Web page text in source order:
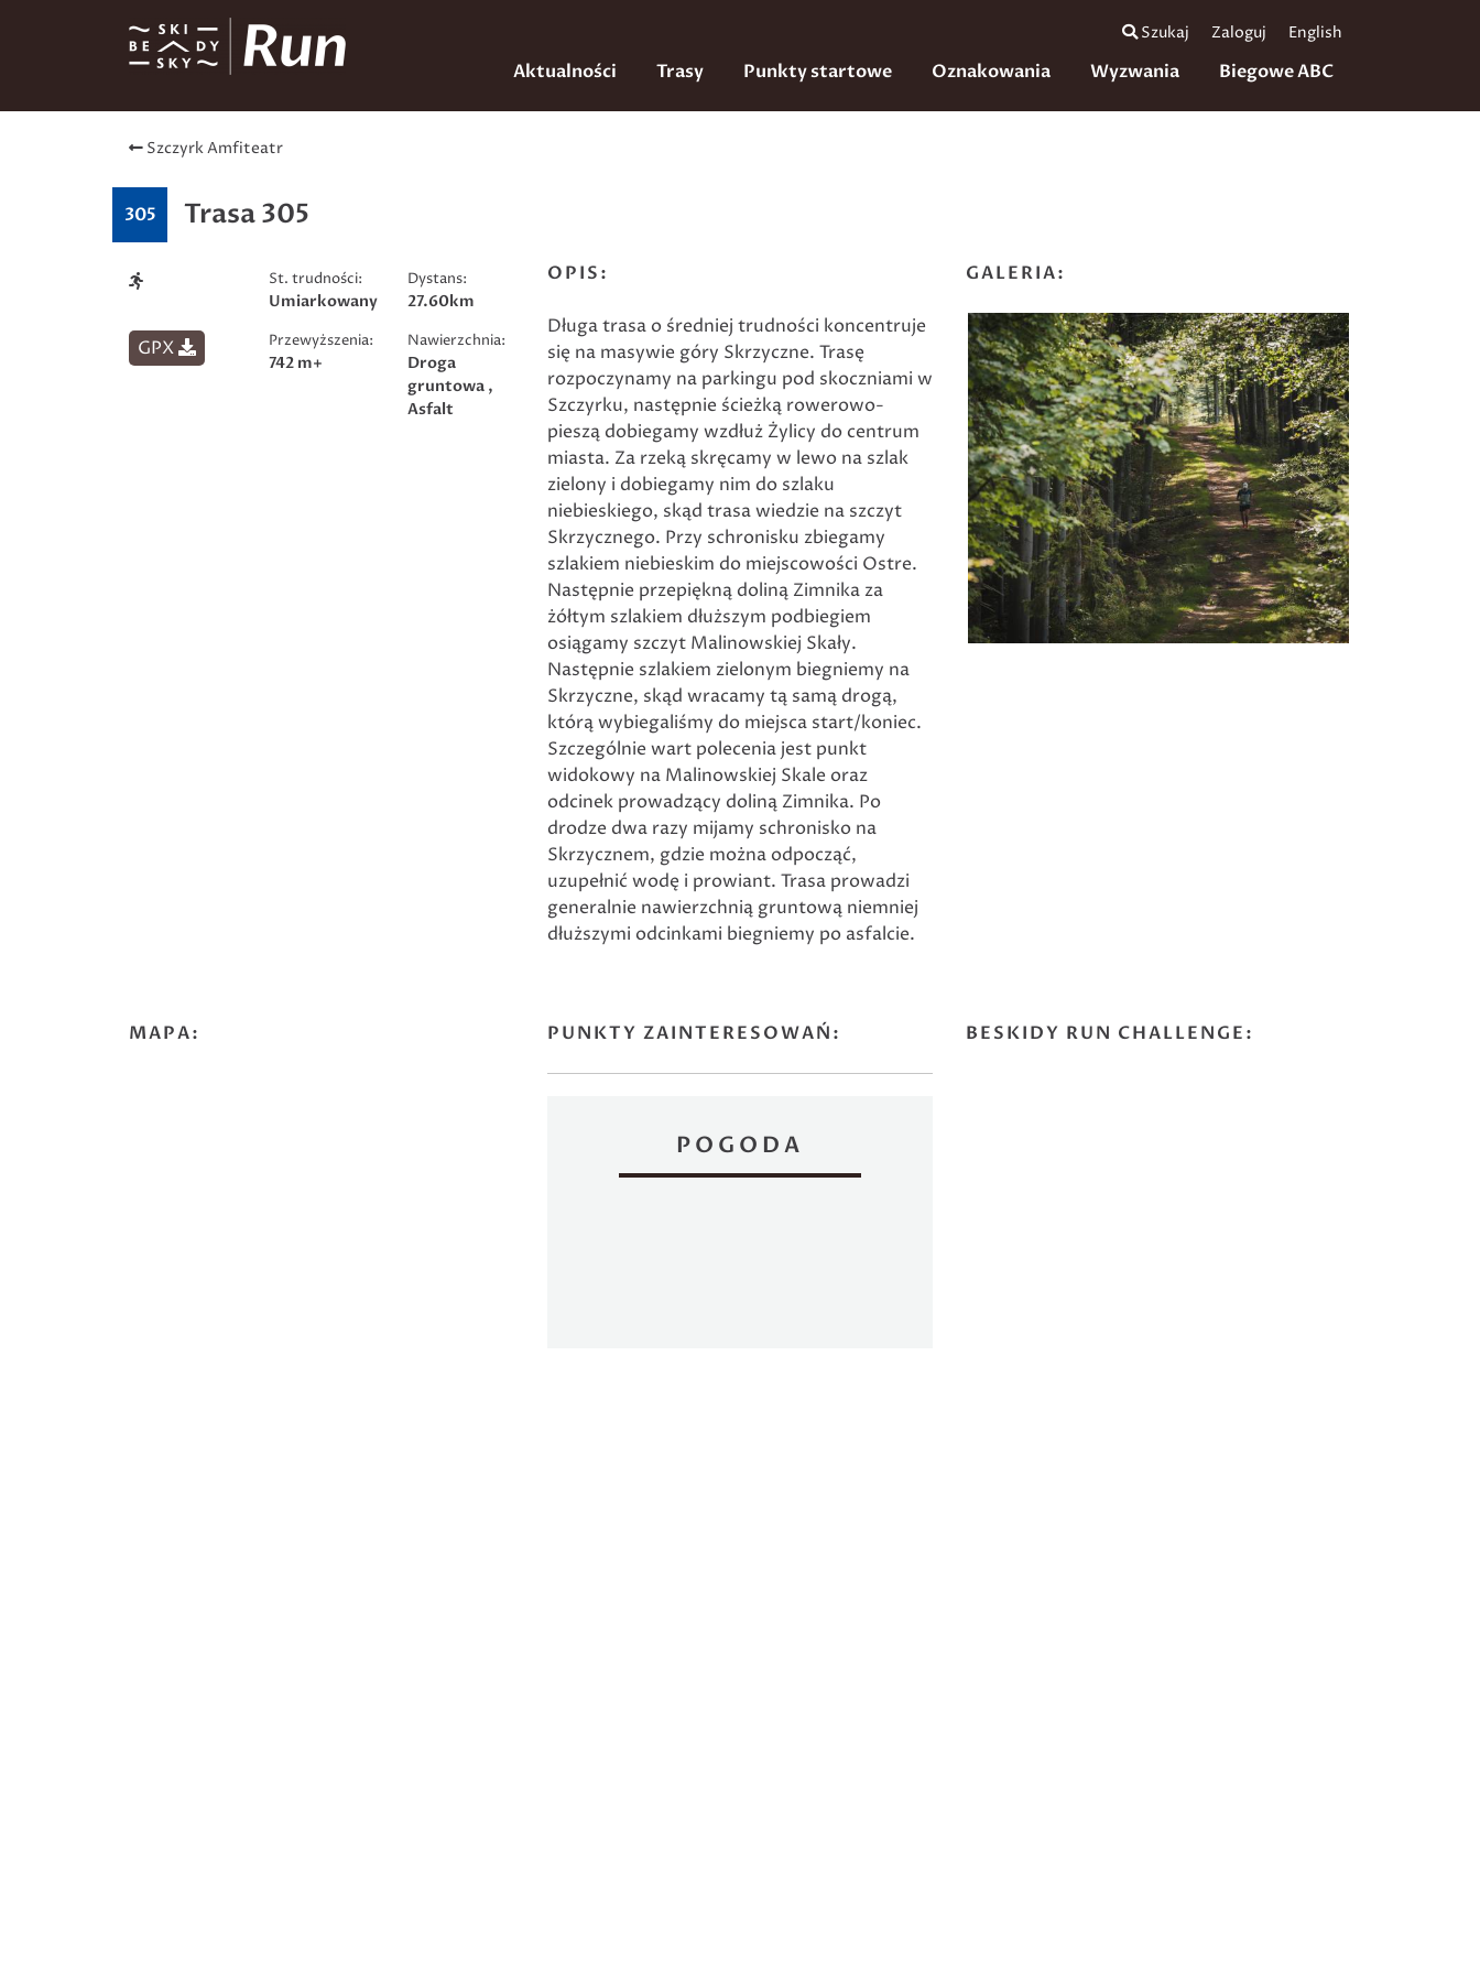
Szukaj Zaloguj English
Aktualności Trasy Punkty startowe Oznakowania Wyzwania Biegowe ABC
Szczyrk Amfiteatr
305 Trasa 305
St. trudności:
Umiarkowany
Dystans:
27.60km
GPX Przewyższenia:
742 m+
Nawierzchnia:
Droga
gruntowa ,
Asfalt
OPIS:
Długa trasa o średniej trudności koncentruje
się na masywie góry Skrzyczne. Trasę
rozpoczynamy na parkingu pod skoczniami w
Szczyrku, następnie ścieżką rowerowo-
pieszą dobiegamy wzdłuż Żylicy do centrum
miasta. Za rzeką skręcamy w lewo na szlak
zielony i dobiegamy nim do szlaku
niebieskiego, skąd trasa wiedzie na szczyt
Skrzycznego. Przy schronisku zbiegamy
szlakiem niebieskim do miejscowości Ostre.
Następnie przepiękną doliną Zimnika za
żółtym szlakiem dłuższym podbiegiem
osiągamy szczyt Malinowskiej Skały.
Następnie szlakiem zielonym biegniemy na
Skrzyczne, skąd wracamy tą samą drogą,
którą wybiegaliśmy do miejsca start/koniec.
Szczególnie wart polecenia jest punkt
widokowy na Malinowskiej Skale oraz
odcinek prowadzący doliną Zimnika. Po
drodze dwa razy mijamy schronisko na
Skrzycznem, gdzie można odpocząć,
uzupełnić wodę i prowiant. Trasa prowadzi
generalnie nawierzchnią gruntową niemniej
dłuższymi odcinkami biegniemy po asfalcie.
GALERIA:
MAPA: PUNKTY ZAINTERESOWAŃ:
POGODA
BESKIDY RUN CHALLENGE: